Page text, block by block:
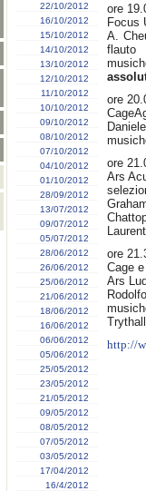
22/10/2012
16/10/2012
15/10/2012
14/10/2012
13/10/2012
12/10/2012
11/10/2012
10/10/2012
09/10/2012
08/10/2012
07/10/2012
04/10/2012
01/10/2012
28/09/2012
13/07/2012
09/07/2012
05/07/2012
28/06/2012
26/06/2012
25/06/2012
21/06/2012
18/06/2012
16/06/2012
06/06/2012
05/06/2012
25/05/2012
23/05/2012
21/05/2012
09/05/2012
08/05/2012
07/05/2012
03/05/2012
17/04/2012
16/4/2012
ore
Focus
A.
flauto
ore
ore
Ars
ore
Cage
Ars
http://